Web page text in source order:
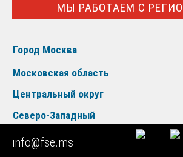
МЫ РАБОТАЕМ С
Город Москва
Московская область
Центральный округ
Северо-Западный
Южный округ
info@fse.ms